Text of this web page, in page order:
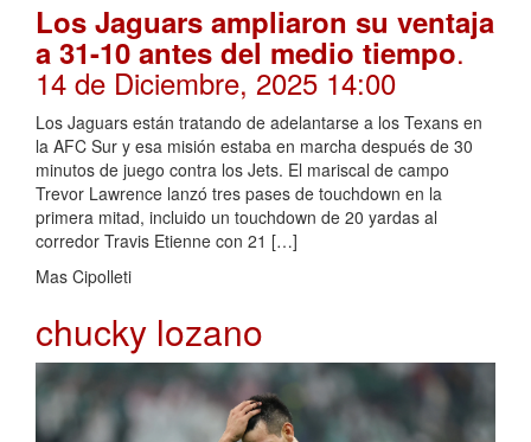
Los Jaguars ampliaron su ventaja
a 31-10 antes del medio tiempo.
14 de Diciembre, 2025 14:00
Los Jaguars están tratando de adelantarse a los Texans en
la AFC Sur y esa misión estaba en marcha después de 30
minutos de juego contra los Jets. El mariscal de campo
Trevor Lawrence lanzó tres pases de touchdown en la
primera mitad, incluido un touchdown de 20 yardas al
corredor Travis Etienne con 21 […]
Mas Cipolleti
chucky lozano